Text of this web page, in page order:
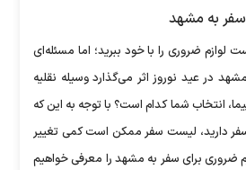
سفر به مشهد
لوازم ضروری را با خود ببرید؛ اما مسئله‌ای
در عید نوروز اثر می‌گذارد وسیله نقلیه
انتخاب شما کدام است؟ با توجه به این که
سفر دارید، لیست سفر ممکن است کمی تغییر
ضروری برای سفر به مشهد را معرفی خواهیم